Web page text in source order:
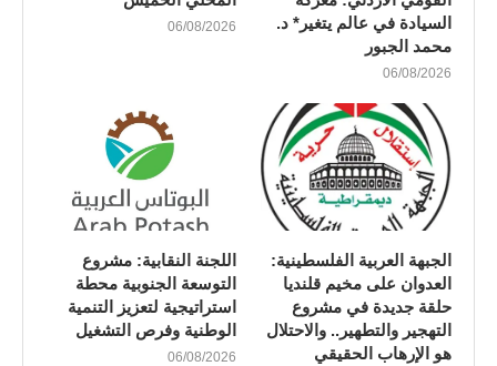
السيادة في عالم يتغير* د.
محمد الجبور
06/08/2026
06/08/2026
الجبهة العربية الفلسطينية:
العدوان على مخيم قلنديا
حلقة جديدة في مشروع
التهجير والتطهير.. والاحتلال
هو الإرهاب الحقيقي
اللجنة النقابية: مشروع
التوسعة الجنوبية محطة
استراتيجية لتعزيز التنمية
الوطنية وفرص التشغيل
06/08/2026